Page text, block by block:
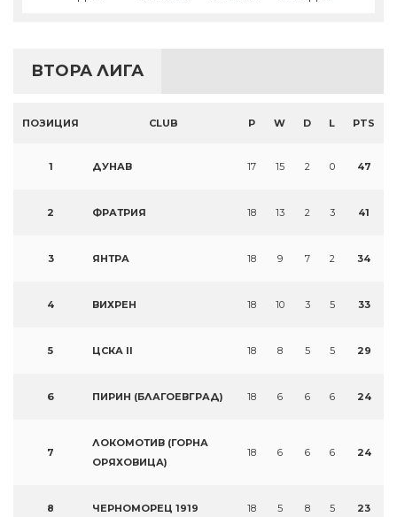
ВТОРА ЛИГА
ПОЗИЦИЯ CLUB P W D L PTS
1 ДУНАВ 17 15 2 0 47
2 ФРАТРИЯ 18 13 2 3 41
3 ЯНТРА 18 9 7 2 34
4 ВИХРЕН 18 10 3 5 33
5 ЦСКА II 18 8 5 5 29
6 ПИРИН (БЛАГОЕВГРАД) 18 6 6 6 24
7
ЛОКОМОТИВ (ГОРНА
ОРЯХОВИЦА)
18 6 6 6 24
8 ЧЕРНОМОРЕЦ 1919 18 5 8 5 23